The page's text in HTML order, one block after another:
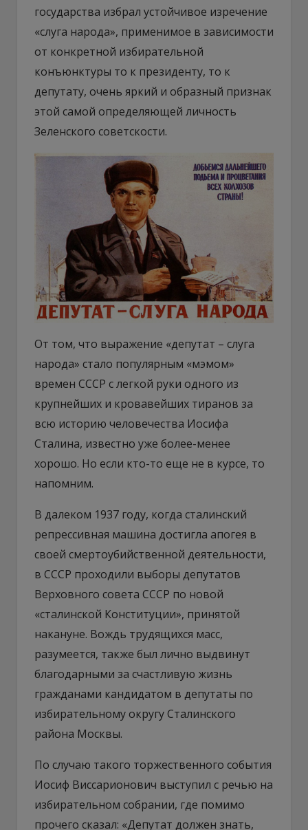
государства избрал устойчивое изречение
«слуга народа», применимое в зависимости
от конкретной избирательной
конъюнктуры то к президенту, то к
депутату, очень яркий и образный признак
этой самой определяющей личность
Зеленского советскости.
От том, что выражение «депутат – слуга
народа» стало популярным «мэмом»
времен СССР с легкой руки одного из
крупнейших и кровавейших тиранов за
всю историю человечества Иосифа
Сталина, известно уже более-менее
хорошо. Но если кто-то еще не в курсе, то
напомним.
В далеком 1937 году, когда сталинский
репрессивная машина достигла апогея в
своей смертоубийственной деятельности,
в СССР проходили выборы депутатов
Верховного совета СССР по новой
«сталинской Конституции», принятой
накануне. Вождь трудящихся масс,
разумеется, также был лично выдвинут
благодарными за счастливую жизнь
гражданами кандидатом в депутаты по
избирательному округу Сталинского
района Москвы.
По случаю такого торжественного события
Иосиф Виссарионович выступил с речью на
избирательном собрании, где помимо
прочего сказал: «Депутат должен знать,